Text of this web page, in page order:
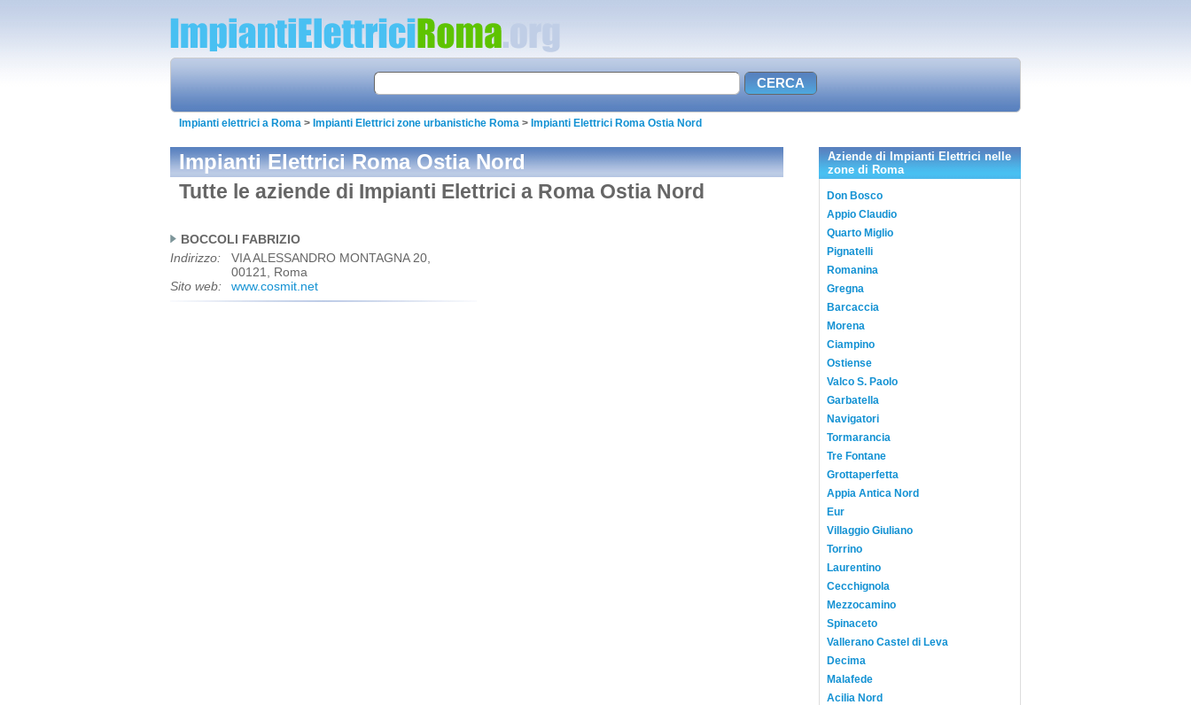
Impianti elettrici a Roma > Impianti Elettrici zone urbanistiche Roma > Impianti Elettrici Roma Ostia Nord
Impianti Elettrici Roma Ostia Nord
Tutte le aziende di Impianti Elettrici a Roma Ostia Nord
BOCCOLI FABRIZIO
Indirizzo:
VIA ALESSANDRO MONTAGNA 20,
00121, Roma
Sito web:
www.cosmit.net
Aziende di Impianti Elettrici nelle
zone di Roma
Don Bosco
Appio Claudio
Quarto Miglio
Pignatelli
Romanina
Gregna
Barcaccia
Morena
Ciampino
Ostiense
Valco S. Paolo
Garbatella
Navigatori
Tormarancia
Tre Fontane
Grottaperfetta
Appia Antica Nord
Eur
Villaggio Giuliano
Torrino
Laurentino
Cecchignola
Mezzocamino
Spinaceto
Vallerano Castel di Leva
Decima
Malafede
Acilia Nord